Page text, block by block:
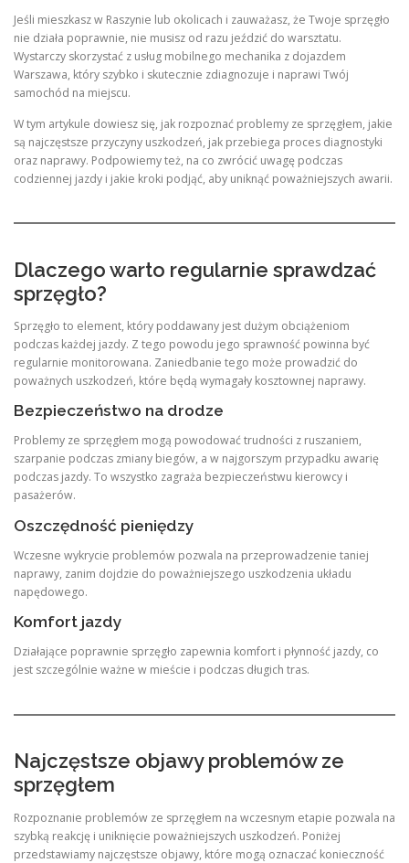
Jeśli mieszkasz w Raszynie lub okolicach i zauważasz, że Twoje sprzęgło
nie działa poprawnie, nie musisz od razu jeździć do warsztatu.
Wystarczy skorzystać z usług mobilnego mechanika z dojazdem
Warszawa, który szybko i skutecznie zdiagnozuje i naprawi Twój
samochód na miejscu.
W tym artykule dowiesz się, jak rozpoznać problemy ze sprzęgłem, jakie
są najczęstsze przyczyny uszkodzeń, jak przebiega proces diagnostyki
oraz naprawy. Podpowiemy też, na co zwrócić uwagę podczas
codziennej jazdy i jakie kroki podjąć, aby uniknąć poważniejszych awarii.
Dlaczego warto regularnie sprawdzać
sprzęgło?
Sprzęgło to element, który poddawany jest dużym obciążeniom
podczas każdej jazdy. Z tego powodu jego sprawność powinna być
regularnie monitorowana. Zaniedbanie tego może prowadzić do
poważnych uszkodzeń, które będą wymagały kosztownej naprawy.
Bezpieczeństwo na drodze
Problemy ze sprzęgłem mogą powodować trudności z ruszaniem,
szarpanie podczas zmiany biegów, a w najgorszym przypadku awarię
podczas jazdy. To wszystko zagraża bezpieczeństwu kierowcy i
pasażerów.
Oszczędność pieniędzy
Wczesne wykrycie problemów pozwala na przeprowadzenie taniej
naprawy, zanim dojdzie do poważniejszego uszkodzenia układu
napędowego.
Komfort jazdy
Działające poprawnie sprzęgło zapewnia komfort i płynność jazdy, co
jest szczególnie ważne w mieście i podczas długich tras.
Najczęstsze objawy problemów ze
sprzęgłem
Rozpoznanie problemów ze sprzęgłem na wczesnym etapie pozwala na
szybką reakcję i uniknięcie poważniejszych uszkodzeń. Poniżej
przedstawiamy najczęstsze objawy, które mogą oznaczać konieczność